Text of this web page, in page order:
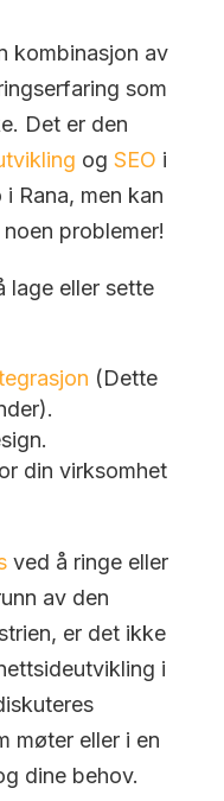
kombinasjon av
som
Det er den
og SEO i
Rana, men kan
problemer!
lage eller sette
(Dette
din virksomhet
ved å ringe eller
av den
er det ikke
i
møter eller i en
dine behov.